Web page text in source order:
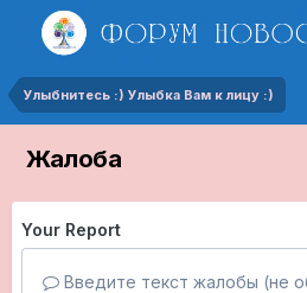
Улыбнитесь :) Улыбка Вам к лицу :)
Жалоба
Your Report
Введите текст жалобы (не